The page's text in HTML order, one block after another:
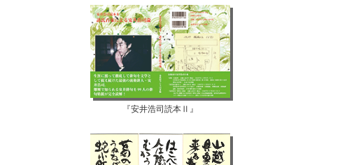
『安井浩司読本Ⅱ』